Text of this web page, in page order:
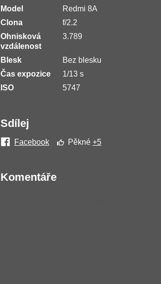
Model
Redmi 8A
Clona
f/2.2
Ohnisková
vzdálenost
3.789
Blesk
Bez blesku
Čas expozice
1/13 s
ISO
5747
Sdílej
Facebook Pěkné +5
Komentáře